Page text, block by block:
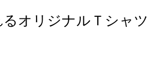
るオリジナルＴシャ